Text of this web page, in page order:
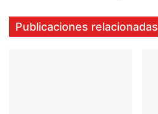
Publicaciones relacionadas